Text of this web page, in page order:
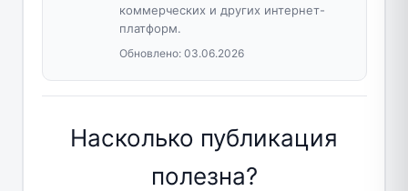
коммерческих и других интернет-
платформ.
Обновлено: 03.06.2026
Насколько публикация
полезна?